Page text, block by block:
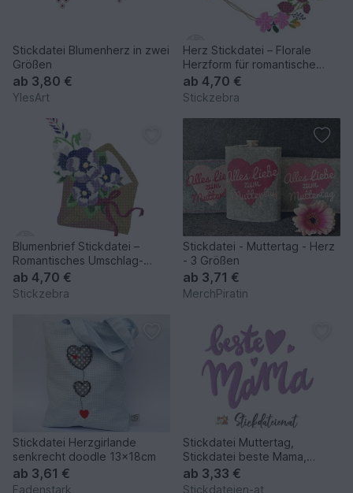
Stickdatei Blumenherz in zwei
Größen
ab 3,80 €
YlesArt
Herz Stickdatei – Florale
Herzform für romantische
Akzente
ab 4,70 €
Stickzebra
Blumenbrief Stickdatei –
Romantisches Umschlag-
Motiv mit Blüten
ab 4,70 €
Stickzebra
Stickdatei - Muttertag - Herz
- 3 Größen
ab 3,71 €
MerchPiratin
Stickdatei Herzgirlande
senkrecht doodle 13x18cm
ab 3,61 €
Fadenstark
Stickdatei Muttertag,
Stickdatei beste Mama,
Maschinensticken in 3 Größen
ab 3,33 €
Stickdateien-at